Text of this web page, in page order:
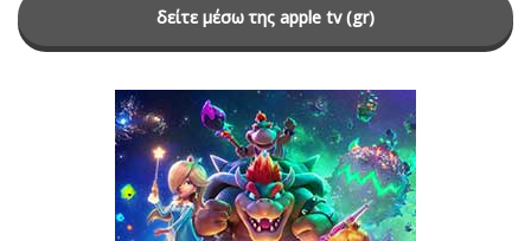
δείτε μέσω της apple tv (gr)